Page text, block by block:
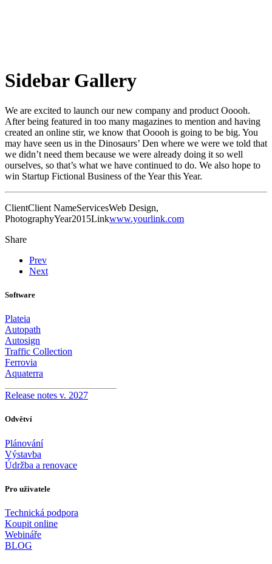
Sidebar Gallery
We are excited to launch our new company and product Ooooh.
After being featured in too many magazines to mention and having
created an online stir, we know that Ooooh is going to be big. You
may have seen us in the Dinosaurs’ Den where we were we told that
we didn’t need them because we were already doing it so well
ourselves, so that’s what we have continued to do. We also hope to
win Startup Fictional Business of the Year this Year.
ClientClient NameServicesWeb Design,
PhotographyYear2015Linkwww.yourlink.com
Share
Prev
Next
Software
Plateia
Autopath
Autosign
Traffic Collection
Ferrovia
Aquaterra
Release notes v. 2027
Odvětví
Plánování
Výstavba
Údržba a renovace
Pro uživatele
Technická podpora
Koupit online
Webináře
BLOG